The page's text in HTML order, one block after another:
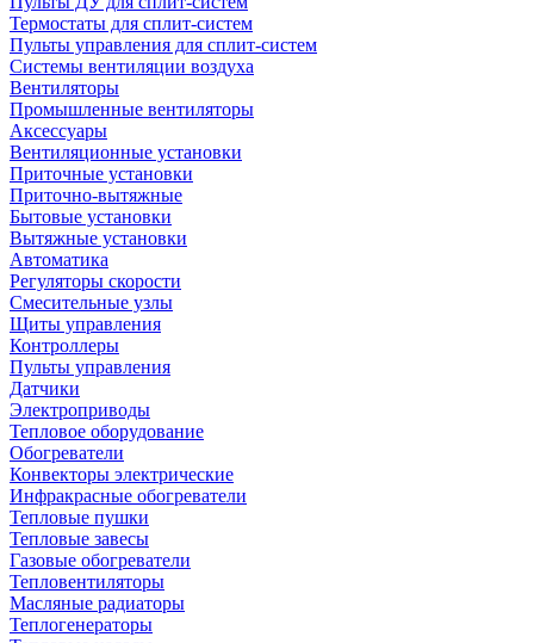
Термостаты для сплит-систем
Пульты управления для сплит-систем
Системы вентиляции воздуха
Вентиляторы
Промышленные вентиляторы
Аксессуары
Вентиляционные установки
Приточные установки
Приточно-вытяжные
Бытовые установки
Вытяжные установки
Автоматика
Регуляторы скорости
Смесительные узлы
Щиты управления
Контроллеры
Пульты управления
Датчики
Электроприводы
Тепловое оборудование
Обогреватели
Конвекторы электрические
Инфракрасные обогреватели
Тепловые пушки
Тепловые завесы
Газовые обогреватели
Тепловентиляторы
Масляные радиаторы
Теплогенераторы